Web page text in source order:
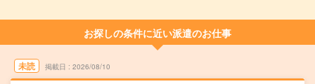
お探しの条件に近い派遣のお仕事
未読 掲載日 2026/08/10